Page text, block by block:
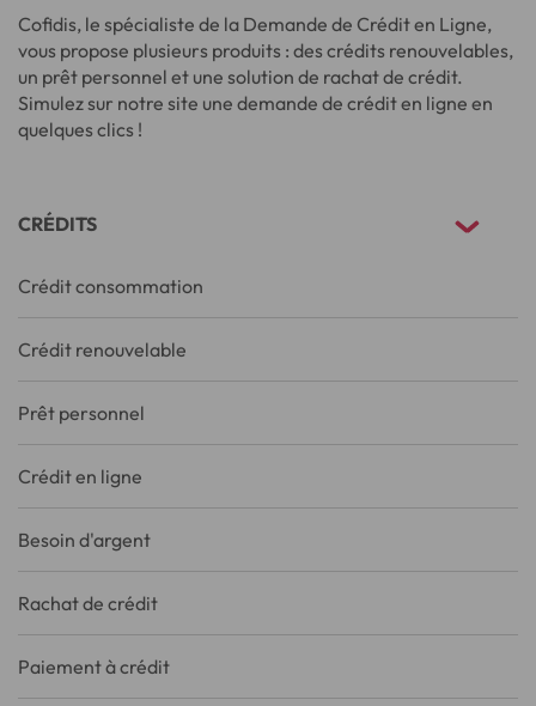
Cofidis, le spécialiste de la Demande de Crédit en Ligne,
vous propose plusieurs produits : des crédits renouvelables,
un prêt personnel et une solution de rachat de crédit.
Simulez sur notre site une demande de crédit en ligne en
quelques clics !
CRÉDITS
Crédit consommation
Crédit renouvelable
Prêt personnel
Crédit en ligne
Besoin d'argent
Rachat de crédit
Paiement à crédit